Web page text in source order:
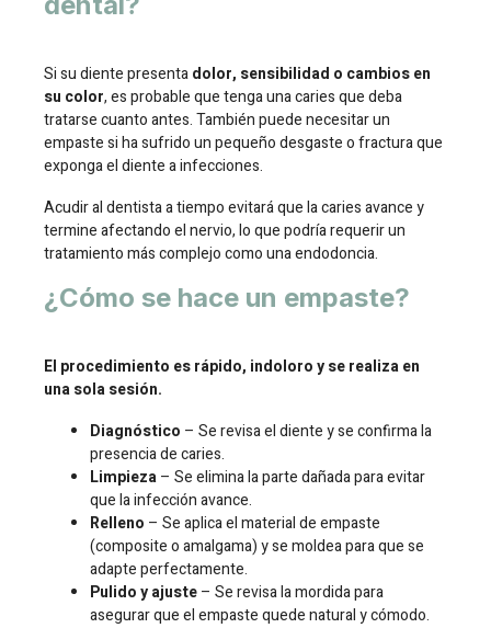
Si su diente presentadolor, sensibilidad o cambios en
su color, es probable que tenga una caries que deba
tratarse cuanto antes. También puede necesitar un
empaste si ha sufrido un pequeño desgaste o fractura que
exponga el diente a infecciones.
Acudir al dentista a tiempo evitará que la caries avance y
termine afectando el nervio, lo que podría requerir un
tratamiento más complejo como una endodoncia.
¿Cómo se hace un empaste?
El procedimiento es rápido, indoloro y se realiza en
una sola sesión.
Diagnóstico – Se revisa el diente y se confirma la
presencia de caries.
Limpieza– Se elimina la parte dañada para evitar
que la infección avance.
Relleno – Se aplica el material de empaste
(composite o amalgama) y se moldea para que se
adapte perfectamente.
Pulido y ajuste– Se revisa la mordida para
asegurar que el empaste quede natural y cómodo.